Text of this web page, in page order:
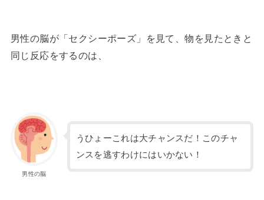
男性の脳が「セクシーポーズ」を見て、物を見たときと
同じ反応をするのは、
男性の脳
うひょーこれは大チャンスだ！このチャ
ンスを逃すわけにはいかない！